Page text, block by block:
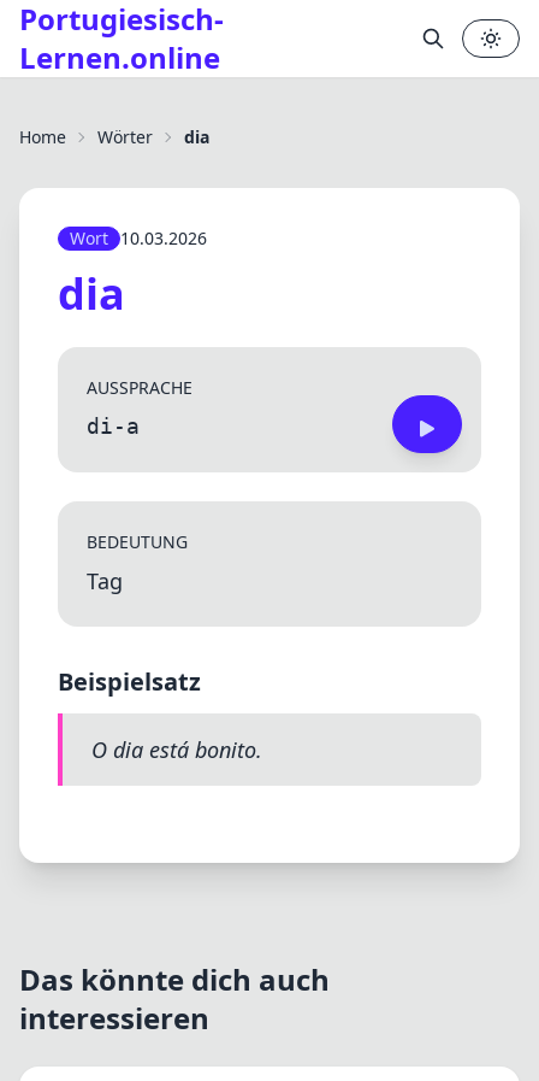
Portugiesisch-
Lernen.online
Home Wörter dia
Wort 10.03.2026
dia
AUSSPRACHE
di-a
BEDEUTUNG
Tag
Beispielsatz
O dia está bonito.
Das könnte dich auch
interessieren